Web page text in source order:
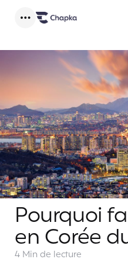
Pourquoi
en Corée
4 Min de lecture